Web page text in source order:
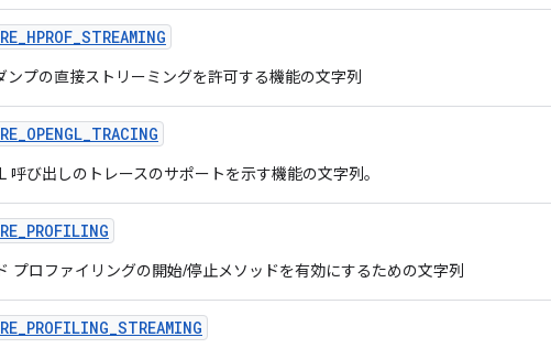
_HPROF_STREAMING
プの直接ストリーミングを許可する機能の文字列
_OPENGL_TRACING
呼び出しのトレースのサポートを示す機能の文字列。
_PROFILING
プロファイリングの開始/停止メソッドを有効にするための文字列
_PROFILING_STREAMING